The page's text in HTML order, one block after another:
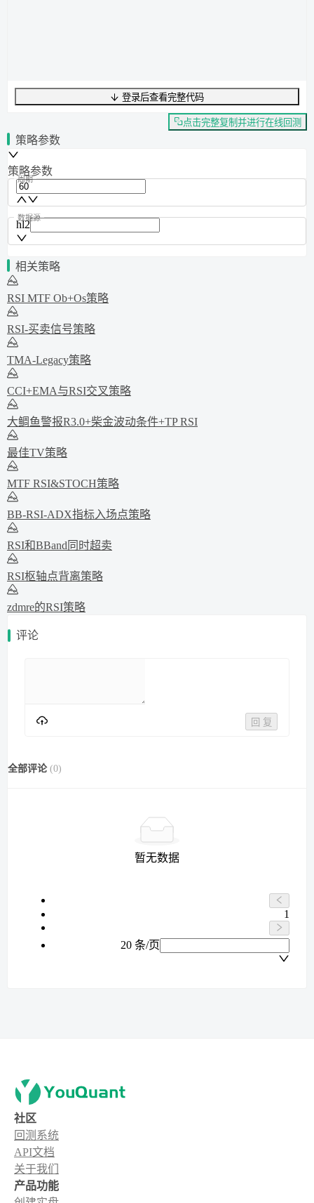
UTF-8330 字节53 字数0 行行 1,列 0
登录后查看完整代码
点击完整复制并进行在线回测
策略参数
策略参数
周期
hl2
数据源
相关策略
RSI MTF Ob+Os策略
RSI-买卖信号策略
TMA-Legacy策略
CCI+EMA与RSI交叉策略
大鲷鱼警报R3.0+柴金波动条件+TP RSI
最佳TV策略
MTF RSI&STOCH策略
BB-RSI-ADX指标入场点策略
RSI和BBand同时超卖
RSI枢轴点背离策略
zdmre的RSI策略
评论
回 复
全部评论 (0)
暂无数据
1
20 条/页
社区
回测系统
API文档
关于我们
产品功能